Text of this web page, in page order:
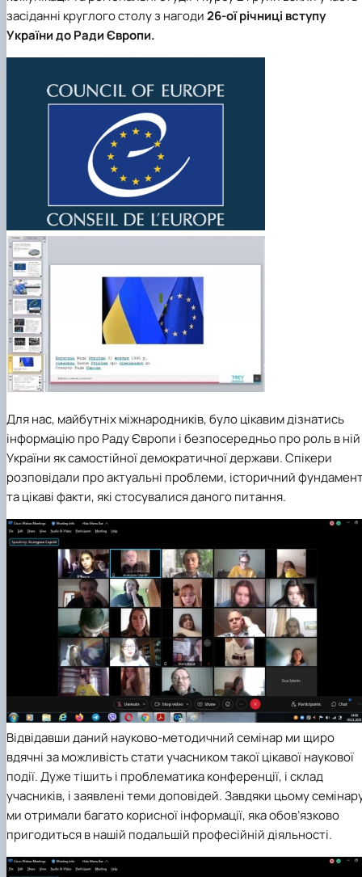
клуб»
Науковий гурток «Філософські проблеми
міжособистісної та міжгрупової комунікаці…
Науковий гурток «Історія держави і права
засіданні круглого столу з нагоди26-ої річниці вступу
України до Ради Європи.
Для нас, майбутніх міжнародників, було цікавим дізнатись
інформацію про Раду Європи і безпосередньо про роль в ній
України як самостійної демократичної держави. Спікери
розповідали про актуальні проблеми, історичний
та цікаві факти, які стосувалися даного питання.
Відвідавши даний науково-методичний семінар ми щиро
вдячні за можливість стати учасником такої цікавої наукової
події. Дуже тішить і проблематика конференції, і склад
учасників, і заявлені теми доповідей. Завдяки цьому
ми отримали багато корисної інформації, яка обов’язково
пригодиться в нашій подальшій професійній діяльності.